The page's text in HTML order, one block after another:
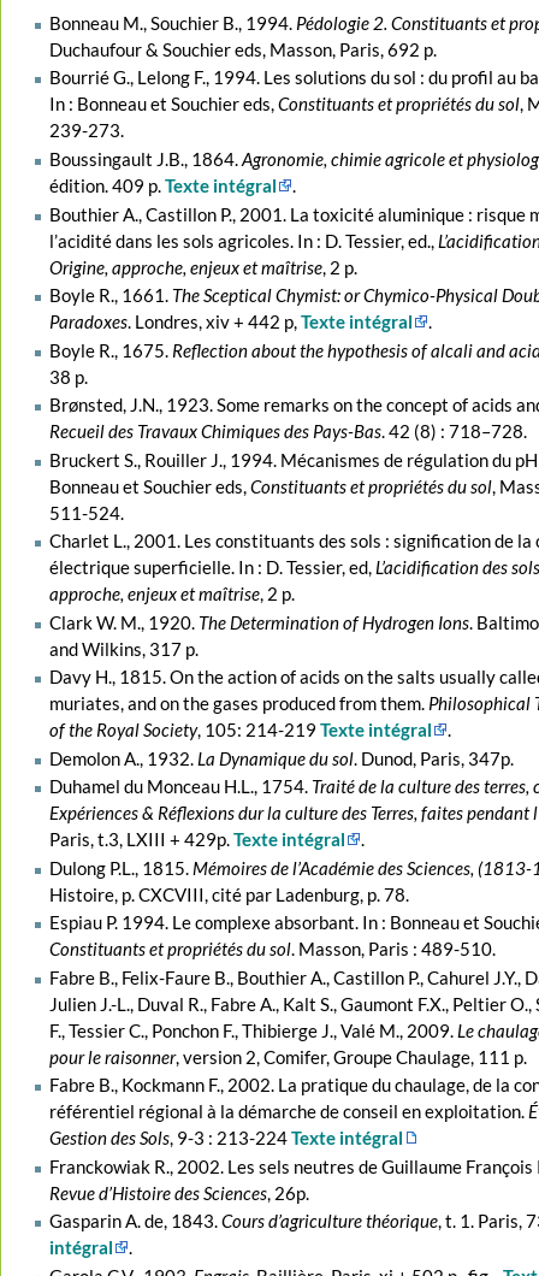
Bonneau M., Souchier B., 1994. Pédologie 2. Constituants et
Duchaufour & Souchier eds, Masson, Paris, 692 p.
Bourrié G., Lelong F., 1994. Les solutions du sol : du profil au
In : Bonneau et Souchier eds,Constituants et propriétés du sol,
239-273.
Boussingault J.B., 1864.Agronomie, chimie agricole et
édition. 409 p.Texte intégral
.
Bouthier A., Castillon P., 2001. La toxicité aluminique : risque
l’acidité dans les sols agricoles. In : D. Tessier, ed.,
Origine, approche, enjeux et maîtrise, 2 p.
Boyle R., 1661. The Sceptical Chymist: or Chymico-Physical
Paradoxes. Londres, xiv + 442 p,Texte intégral
.
Boyle R., 1675. Reflection about the hypothesis of alcali and
38 p.
Brønsted, J.N., 1923. Some remarks on the concept of acids
Recueil des Travaux Chimiques des Pays-Bas. 42 (8) : 718–728.
Bruckert S., Rouiller J., 1994. Mécanismes de régulation du pH
Bonneau et Souchier eds,Constituants et propriétés du sol,
511-524.
Charlet L., 2001. Les constituants des sols : signification de la
électrique superficielle. In : D. Tessier, ed, L’acidification des
approche, enjeux et maîtrise, 2 p.
Clark W. M., 1920. The Determination of Hydrogen Ions.
and Wilkins, 317 p.
Davy H., 1815. On the action of acids on the salts usually
muriates, and on the gases produced from them. Philosophical
of the Royal Society, 105: 214-219 Texte intégral
.
Demolon A., 1932. La Dynamique du sol. Dunod, Paris, 347p.
Duhamel du Monceau H.L., 1754. Traité de la culture des terres,
Expériences & Réflexions dur la culture des Terres, faites pendant
Paris, t.3, LXIII + 429p.Texte intégral
.
Dulong P.L., 1815. Mémoires de l’Académie des Sciences,
Histoire, p. CXCVIII, cité par Ladenburg, p. 78.
Espiau P. 1994. Le complexe absorbant. In : Bonneau et
Constituants et propriétés du sol. Masson, Paris : 489-510.
Fabre B., Felix-Faure B., Bouthier A., Castillon P., Cahurel J.Y.,
Julien J.-L., Duval R., Fabre A., Kalt S., Gaumont F.X., Peltier O.,
F., Tessier C., Ponchon F., Thibierge J., Valé M., 2009. Le
pour le raisonner, version 2, Comifer, Groupe Chaulage, 111 p.
Fabre B., Kockmann F., 2002. La pratique du chaulage, de la
référentiel régional à la démarche de conseil en exploitation.
Gestion des Sols, 9-3 : 213-224Texte intégral
Franckowiak R., 2002. Les sels neutres de Guillaume François
Revue d’Histoire des Sciences, 26p.
Gasparin A. de, 1843.Cours d’agriculture théorique, t. 1. Paris,
intégral
.